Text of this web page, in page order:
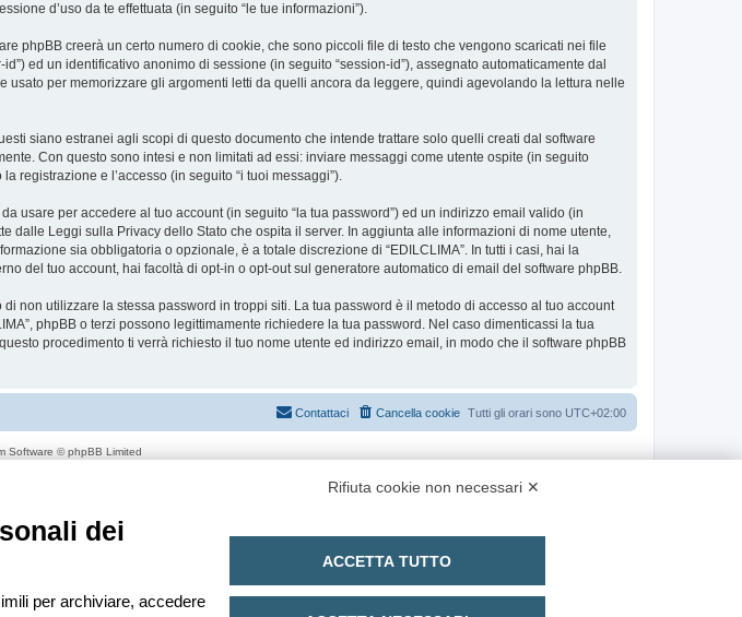
d’uso da te effettuata (in seguito “le tue informazioni”).
phpBB creerà un certo numero di cookie, che sono piccoli file di testo che vengono scaricati nei file
ed un identificativo anonimo di sessione (in seguito “session-id”), assegnato automaticamente dal
per memorizzare gli argomenti letti da quelli ancora da leggere, quindi agevolando la lettura nelle
siano estranei agli scopi di questo documento che intende trattare solo quelli creati dal software
Con questo sono intesi e non limitati ad essi: inviare messaggi come utente ospite (in seguito
registrazione e l’accesso (in seguito “i tuoi messaggi”).
usare per accedere al tuo account (in seguito “la tua password”) ed un indirizzo email valido (in
dalle Leggi sulla Privacy dello Stato che ospita il server. In aggiunta alle informazioni di nome utente,
sia obbligatoria o opzionale, è a totale discrezione di “EDILCLIMA”. In tutti i casi, hai la
del tuo account, hai facoltà di opt-in o opt-out sul generatore automatico di email del software phpBB.
non utilizzare la stessa password in troppi siti. La tua password è il metodo di accesso al tuo account
phpBB o terzi possono legittimamente richiedere la tua password. Nel caso dimenticassi la tua
procedimento ti verrà richiesto il tuo nome utente ed indirizzo email, in modo che il software phpBB
Tutti gli orari sono UTC+02:00
Cancella cookie
Contattaci
Software © phpBB Limited
Rifiuta cookie non necessari ✕
dei
per archiviare, accedere
ACCETTA TUTTO